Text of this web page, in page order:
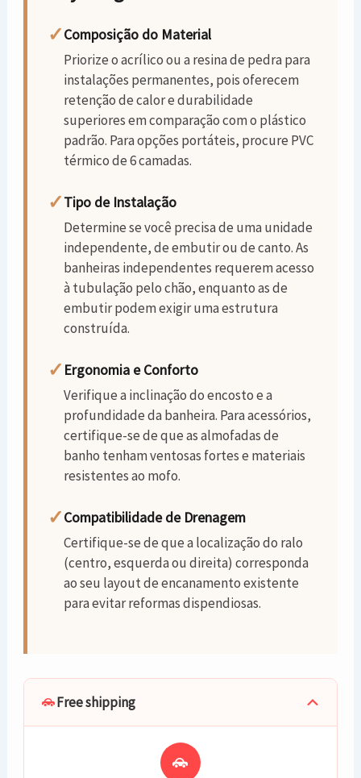
✓Composição do Material
Priorize o acrílico ou a resina de pedra para
instalações permanentes, pois oferecem
retenção de calor e durabilidade
superiores em comparação com o plástico
padrão. Para opções portáteis, procure PVC
térmico de 6 camadas.
✓Tipo de Instalação
Determine se você precisa de uma unidade
independente, de embutir ou de canto. As
banheiras independentes requerem acesso
à tubulação pelo chão, enquanto as de
embutir podem exigir uma estrutura
construída.
✓ Ergonomia e Conforto
Verifique a inclinação do encosto e a
profundidade da banheira. Para acessórios,
certifique-se de que as almofadas de
banho tenham ventosas fortes e materiais
resistentes ao mofo.
✓Compatibilidade de Drenagem
Certifique-se de que a localização do ralo
(centro, esquerda ou direita) corresponda
ao seu layout de encanamento existente
para evitar reformas dispendiosas.
Free shipping